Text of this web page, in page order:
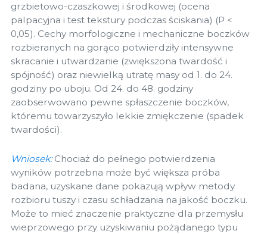
grzbietowo-czaszkowej i środkowej (ocena
palpacyjna i test tekstury podczas ściskania) (P <
0,05). Cechy morfologiczne i mechaniczne boczków
rozbieranych na gorąco potwierdziły intensywne
skracanie i utwardzanie (zwiększona twardość i
spójność) oraz niewielką utratę masy od 1. do 24.
godziny po uboju. Od 24. do 48. godziny
zaobserwowano pewne spłaszczenie boczków,
któremu towarzyszyło lekkie zmiękczenie (spadek
twardości).
Wniosek:Chociaż do pełnego potwierdzenia
wyników potrzebna może być większa próba
badana, uzyskane dane pokazują wpływ metody
rozbioru tuszy i czasu schładzania na jakość boczku.
Może to mieć znaczenie praktyczne dla przemysłu
wieprzowego przy uzyskiwaniu pożądanego typu